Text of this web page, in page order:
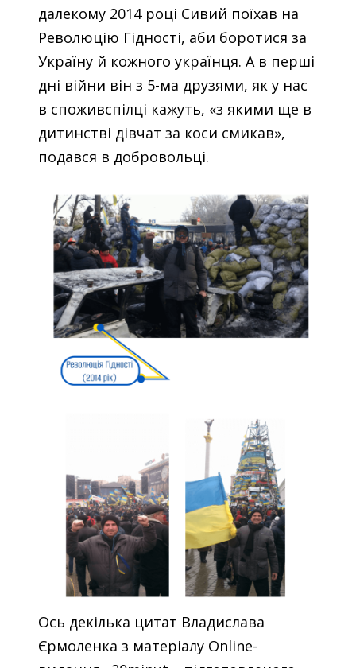
далекому 2014 році Сивий поїхав на
Революцію Гідності, аби боротися за
Україну й кожного українця. А в перші
дні війни він з 5-ма друзями, як у нас
в споживспілці кажуть, «з якими ще в
дитинстві дівчат за коси смикав»,
подався в добровольці.
Ось декілька цитат Владислава
Єрмоленка з матеріалу Online-